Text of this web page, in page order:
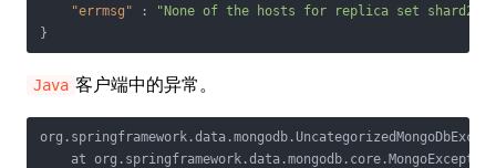
"errmsg" :
"None of the hosts for replica set shard2
}
Java 客户端中的异常。
at